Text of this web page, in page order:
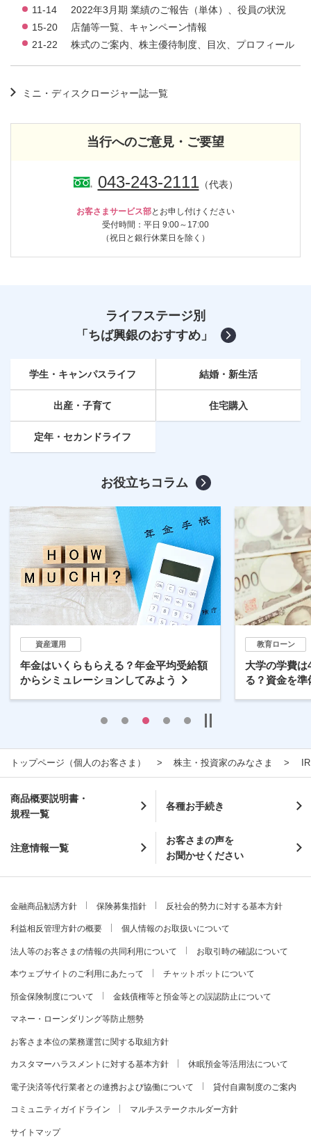
11-14
2022年3月期 業績のご報告（単体）、役員の状況
15-20
店舗等一覧、キャンペーン情報
21-22
株式のご案内、株主優待制度、目次、プロフィール
ミニ・ディスクロージャー誌一覧
当行へのご意見・ご要望
043-243-2111（代表）
お客さまサービス部とお申し付けください
受付時間：平日 9:00～17:00
（祝日と銀行休業日を除く）
ライフステージ別
「ちば興銀のおすすめ」
学生・キャンパスライフ 結婚・新生活
出産・子育て 住宅購入
定年 ・セカンドライフ
お役立ちコラム
資産運用
年金はいくらもらえる？年金平均受給額
からシミュレーションしてみよう
教育ローン
大学の学費
る？資金を
トップページ（個人のお客さま） 株主・投資家のみなさま
商品概要説明書・
規程一覧
各種お手続き
注意情報一覧
お客さまの声を
お聞かせください
金融商品勧誘方針 保険募集指針 反社会的勢力に対する基本方針
利益相反管理方針の概要 個人情報のお取扱いについて
法人等のお客さまの情報の共同利用について お取引時の確認について
本ウェブサイトのご利用にあたって チャットボットについて
預金保険制度について 金銭債権等と預金等との誤認防止について
マネー・ローンダリング等防止態勢
お客さま本位の業務運営に関する取組方針
カスタマーハラスメントに対する基本方針 休眠預金等活用法について
電子決済等代行業者との連携および協働について 貸付自粛制度のご案内
コミュニティガイドライン マルチステークホルダー方針
サイトマップ